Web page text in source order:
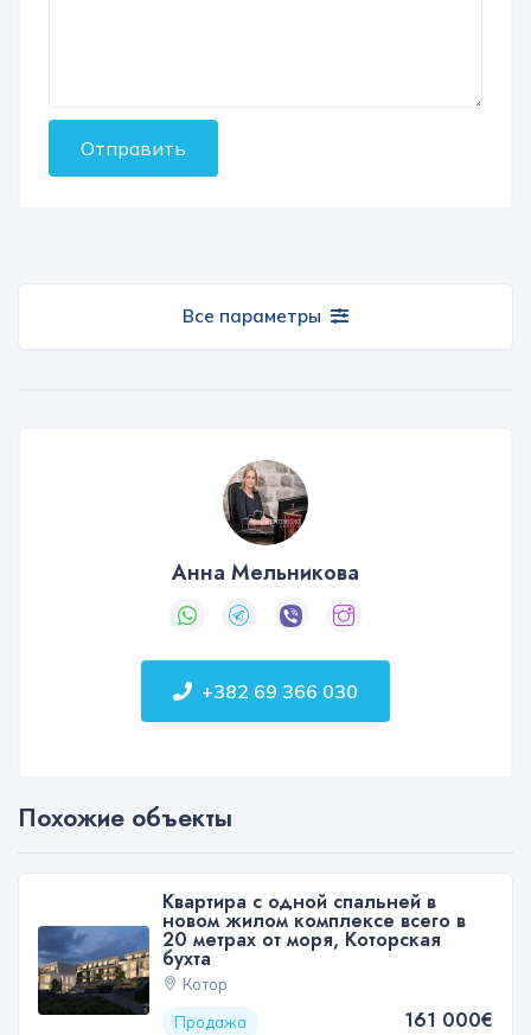
Отправить
Все параметры
Анна Мельникова
+382 69 366 030
Похожие объекты
Квартира с одной спальней в
новом жилом комплексе всего в
20 метрах от моря, Которская
бухта
Котор
Продажа
161 000€